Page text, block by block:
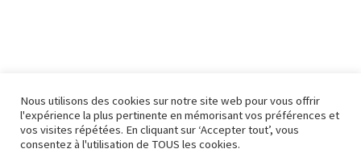
Nous utilisons des cookies sur notre site web pour vous offrir
l'expérience la plus pertinente en mémorisant vos préférences et
vos visites répétées. En cliquant sur ‘Accepter tout’, vous
consentez à l'utilisation de TOUS les cookies.